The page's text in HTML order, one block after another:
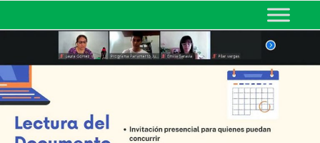
MINISTERIO DE EDUCACIÓN
DE CORRIENTES